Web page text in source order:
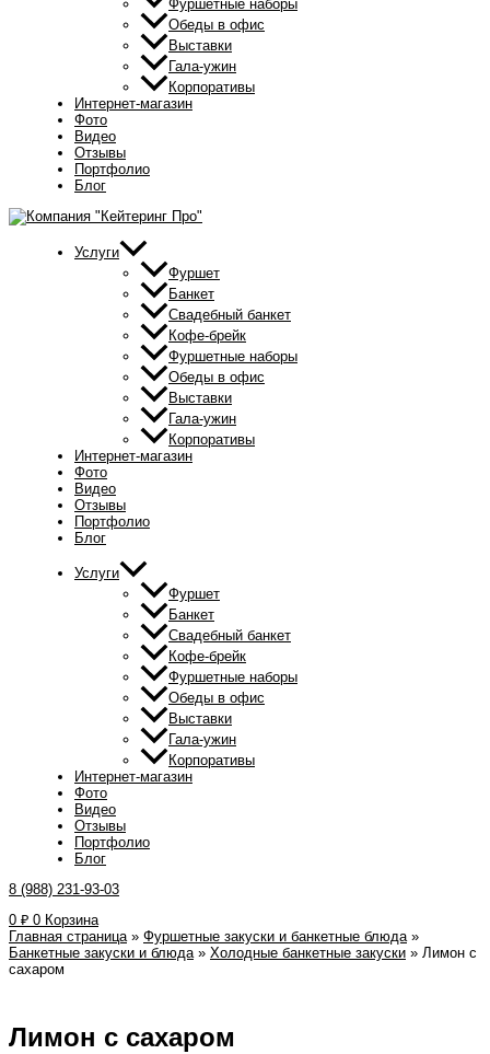
Фуршетные наборы
Обеды в офис
Выставки
Гала-ужин
Корпоративы
Интернет-магазин
Фото
Видео
Отзывы
Портфолио
Блог
Услуги
Фуршет
Банкет
Свадебный банкет
Кофе-брейк
Фуршетные наборы
Обеды в офис
Выставки
Гала-ужин
Корпоративы
Интернет-магазин
Фото
Видео
Отзывы
Портфолио
Блог
Услуги
Фуршет
Банкет
Свадебный банкет
Кофе-брейк
Фуршетные наборы
Обеды в офис
Выставки
Гала-ужин
Корпоративы
Интернет-магазин
Фото
Видео
Отзывы
Портфолио
Блог
8 (988) 231-93-03
0 ₽ 0 Корзина
Главная страница » Фуршетные закуски и банкетные блюда »
Банкетные закуски и блюда » Холодные банкетные закуски » Лимон с
сахаром
Лимон с сахаром